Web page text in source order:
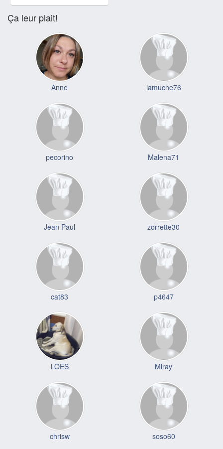
Ça leur plait!
Anne lamuche76
pecorino Malena71
Jean Paul zorrette30
cat83 p4647
LOES Miray
chrisw soso60